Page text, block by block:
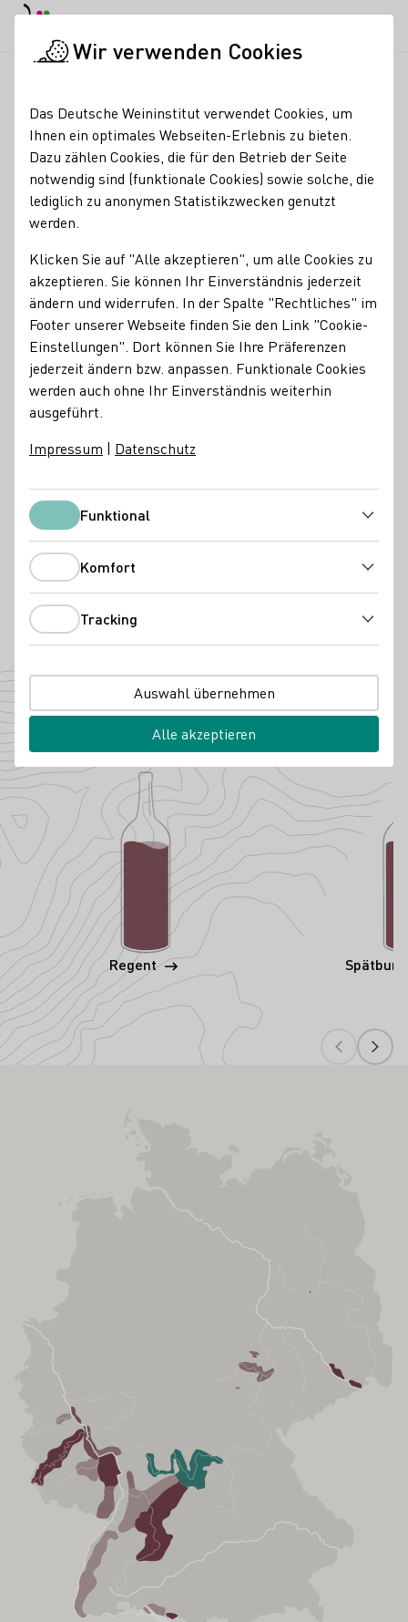
Öko-Weingut Zang
Bio Orange
Mitgliedschaften
Naturland - Verband für ökologischen Landbau e.V.
Fränkische Ökowinzer und -weingüter e.V. FÖW
Besondere Angebote
Weinprobe im Weinberg
Kontakt
Öko-Weingut Zang
97334 Nordheim am Main
Deutschland
InstagramFacebookTelefonnummer
Angebaute Rebsorten
Regent
Wir verwenden Cookies
Das Deutsche Weininstitut verwendet Cookies, um
Ihnen ein optimales Webseiten-Erlebnis zu bieten.
Dazu zählen Cookies, die für den Betrieb der Seite
notwendig sind (funktionale Cookies) sowie solche, die
lediglich zu anonymen Statistikzwecken genutzt
werden.
Klicken Sie auf "Alle akzeptieren", um alle Cookies zu
akzeptieren. Sie können Ihr Einverständnis jederzeit
ändern und widerrufen. In der Spalte "Rechtliches" im
Footer unserer Webseite finden Sie den Link "Cookie-
Einstellungen". Dort können Sie Ihre Präferenzen
jederzeit ändern bzw. anpassen. Funktionale Cookies
werden auch ohne Ihr Einverständnis weiterhin
ausgeführt.
Impressum | Datenschutz
FunktionalFunktional
Komfort
Tracking
Auswahl übernehmen
Alle akzeptieren